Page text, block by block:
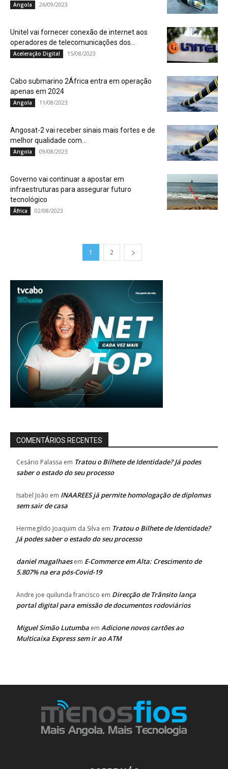
Angola 26/09/2023
Unitel vai fornecer conexão de internet aos
operadores de telecomunicações dos...
Aceleração Digital 15/08/2023
Cabo submarino 2África entra em operação
apenas em 2024
Angola 11/08/2023
Angosat-2 vai receber sinais mais fortes e de
melhor qualidade com...
Angola 09/08/2023
Governo vai continuar a apostar em
infraestruturas para assegurar futuro
tecnológico
África 02/08/2023
1 2
COMENTÁRIOS RECENTES
Cesário Palassa em Tratou o Bilhete de Identidade? Já podes
saber o estado do seu processo
Isabel João em INAAREES já permite homologação de diplomas
sem sair de casa
Hermegildo Joaquim da Silva em Tratou o Bilhete de Identidade?
Já podes saber o estado do seu processo
daniel magalhaesem E-Commerce em Alta: Crescimento de
5.807% na era pós-Covid-19
Andre joe quilunda francisco em Direcção de Trânsito lança
portal digital para emissão de documentos rodoviários
Miguel Simão Lutumba em Adicione novos cartões ao
Multicaixa Express sem ir ao ATM